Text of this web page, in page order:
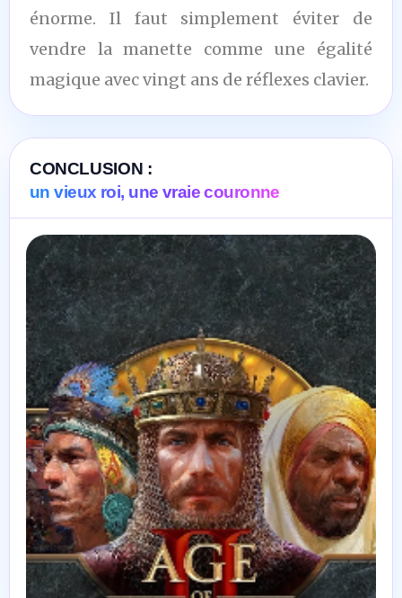
énorme. Il faut simplement éviter de
vendre la manette comme une égalité
magique avec vingt ans de réflexes clavier.
CONCLUSION :
un vieux roi, une vraie couronne